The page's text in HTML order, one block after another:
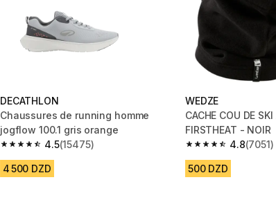
DECATHLON
Chaussures de running homme
jogflow 100.1 gris orange
4.5
4.5 out of 5 stars from 15475 reviews
(15475)
4 500 DZD
WEDZE
CACHE COU DE
FIRSTHEAT - NOIR
4.8
4.8 out of 5 stars
(7051)
500 DZD